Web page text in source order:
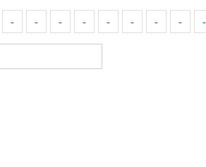
- - - - - - - - -